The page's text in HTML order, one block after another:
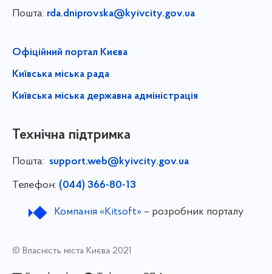
Пошта: rda.dniprovska@kyivcity.gov.ua
Офіційний портал Києва
Київська міська рада
Київська міська державна адміністрація
Технічна підтримка
Пошта: support.web@kyivcity.gov.ua
Телефон: (044) 366-80-13
Компанія «Kitsoft»– розробник порталу
© Власність міста Києва 2021